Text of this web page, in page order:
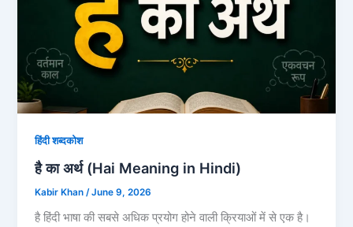
हिंदी शब्दकोश
है का अर्थ (Hai Meaning in Hindi)
Kabir Khan /June 9, 2026
है हिंदी भाषा की सबसे अधिक प्रयोग होने वाली क्रियाओं में से एक है।